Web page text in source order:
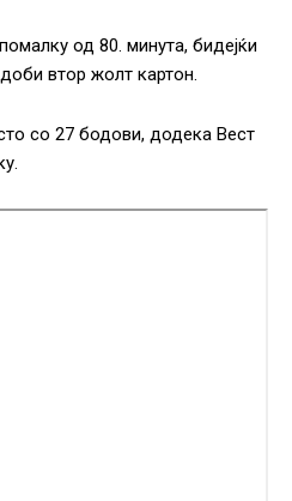
од 80. минута, бидејќи
втор жолт картон.
со 27 бодови, додека Вест